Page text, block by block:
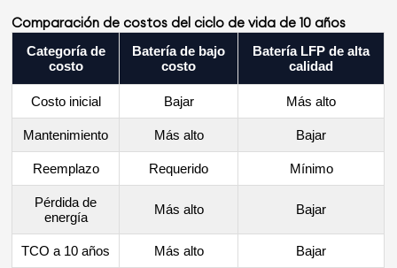
Comparación de costos del ciclo de vida de 10 años
Categoría de
costo
Batería de bajo
costo
Batería LFP de alta
calidad
Costo inicial Bajar Más alto
Mantenimiento Más alto Bajar
Reemplazo Requerido Mínimo
Pérdida de
energía
Más alto Bajar
TCO a 10 años Más alto Bajar